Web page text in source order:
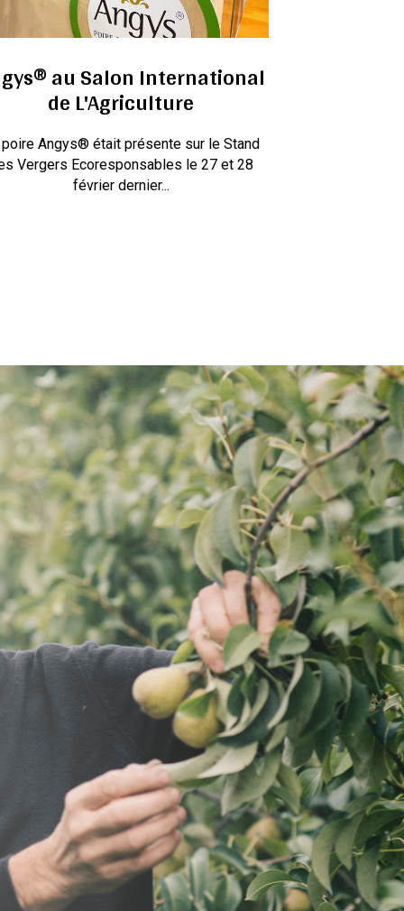
au Salon International
de L'Agriculture
Angys® était présente sur le Stand
Vergers Ecoresponsables le 27 et 28
février dernier...